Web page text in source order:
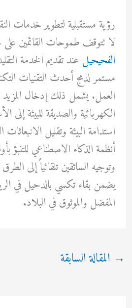
رؤية مستقبلية لتطوير خدمات
لا تتوقف طموحات القائمين
الفحيحيل عند تقديم الخدمة
مستمر لدمج أحدث التقنيات
العمل. يشمل ذلك إدخال
الكهربائية والصديقة للبيئة إلى
استدامة البيئة وتقليل الانبعاثات
أنظمة الذكاء الاصطناعي للتنبؤ
وتوجيه السائقين تلقائياً إلى
يضمن بقاء تكسي بالدحيل في
المفضل والموثوق في البلاد.
→ المقالة السابقة